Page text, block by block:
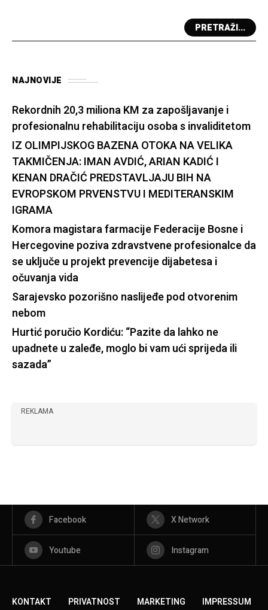
PRETRAŽI...
NAJNOVIJE
Rekordnih 20,3 miliona KM za zapošljavanje i
profesionalnu rehabilitaciju osoba s invaliditetom
IZ OLIMPIJSKOG BAZENA OTOKA NA VELIKA
TAKMIČENJA: IMAN AVDIĆ, ARIAN KADIĆ I
KENAN DRAČIĆ PREDSTAVLJAJU BIH NA
EVROPSKOM PRVENSTVU I MEDITERANSKIM
IGRAMA
Komora magistara farmacije Federacije Bosne i
Hercegovine poziva zdravstvene profesionalce da
se uključe u projekt prevencije dijabetesa i
očuvanja vida
Sarajevsko pozorišno naslijeđe pod otvorenim
nebom
Hurtić poručio Kordiću: “Pazite da lahko ne
upadnete u zaleđe, moglo bi vam ući sprijeda ili
sazada”
REKLAMA
Facebook X Network
Youtube Instagram
KONTAKT PRIVATNOST MARKETING IMPRESSUM